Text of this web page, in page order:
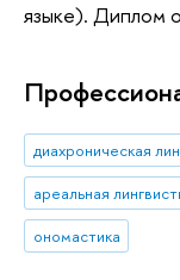
языке). Диплом
диахроническая
ареальная
ономастика